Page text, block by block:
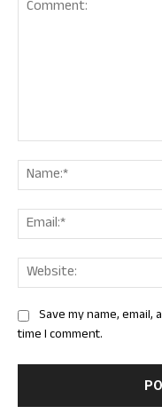
Save my name,
time I comment.